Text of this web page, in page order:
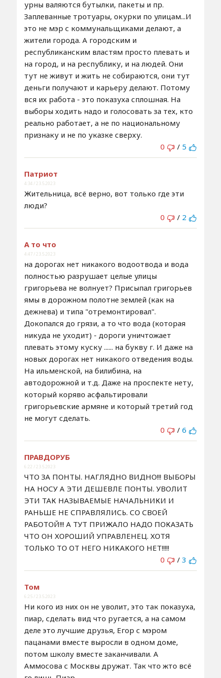
урны валяются бутылки, пакеты и пр.
Заплеванные тротуары, окурки по улицам...И
это не мэр с коммунальщиками делают, а
жители города. А городским и
республиканским властям просто плевать и
на город, и на республику, и на людей. Они
тут не живут и жить не собираются, они тут
деньги получают и карьеру делают. Потому
вся их работа - это показуха сплошная. На
выборы ходить надо и голосовать за тех, кто
реально работает, а не по национальному
признаку и не по указке сверху.
0
/ 5
Патриот
4:34 / 23.5.2023
Жительница, всё верно, вот только где эти
люди?
0
/ 2
А то что
4:47 / 23.5.2023
на дорогах нет никакого водоотвода и вода
полностью разрушает целые улицы
григорьева не волнует? Присыпал григорьев
ямы в дорожном полотне землей (как на
дежнева) и типа "отремонтировал".
Докопался до грязи, а то что вода (которая
никуда не уходит) - дороги уничтожает
плевать этому куску ...... на букву г. И даже на
новых дорогах нет никакого отведения воды.
На ильменской, на билибина, на
автодорожной и т.д. Даже на проспекте нету,
который коряво асфальтировали
григорьевские армяне и который третий год
не могут сделать.
0
/ 6
ПРАВДОРУБ
6:22 / 23.5.2023
ЧТО ЗА ПОНТЫ. НАГЛЯДНО ВИДНО!!! ВЫБОРЫ
НА НОСУ А ЭТИ ДЕШЕВЛЕ ПОНТЫ. УВОЛИТ
ЭТИ ТАК НАЗЫВАЕМЫЕ НАЧАЛЬНИКИ И
РАНЬШЕ НЕ СПРАВЛЯЛИСЬ. СО СВОЕЙ
РАБОТОЙ!!! А ТУТ ПРИЖАЛО НАДО ПОКАЗАТЬ
ЧТО ОН ХОРОШИЙ УПРАВЛЕНЕЦ. ХОТЯ
ТОЛЬКО ТО ОТ НЕГО НИКАКОГО НЕТ!!!!!
0
/ 3
Том
6:25 / 23.5.2023
Ни кого из них он не уволит, это так показуха,
пиар, сделать вид что ругается, а на самом
деле это лучшие друзья, Егор с мэром
пацанами вместе выросли в одном доме,
потом школу вместе заканчивали. А
Аммосова с Москвы дружат. Так что жто всё